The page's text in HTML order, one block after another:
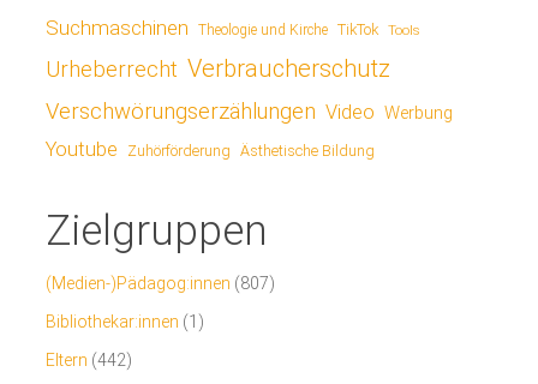
Suchmaschinen Theologie und Kirche TikTok Tools
Urheberrecht Verbraucherschutz
Verschwörungserzählungen Video Werbung
Youtube Zuhörförderung Ästhetische Bildung
Zielgruppen
(Medien-)Pädagog:innen (807)
Bibliothekar:innen (1)
Eltern (442)